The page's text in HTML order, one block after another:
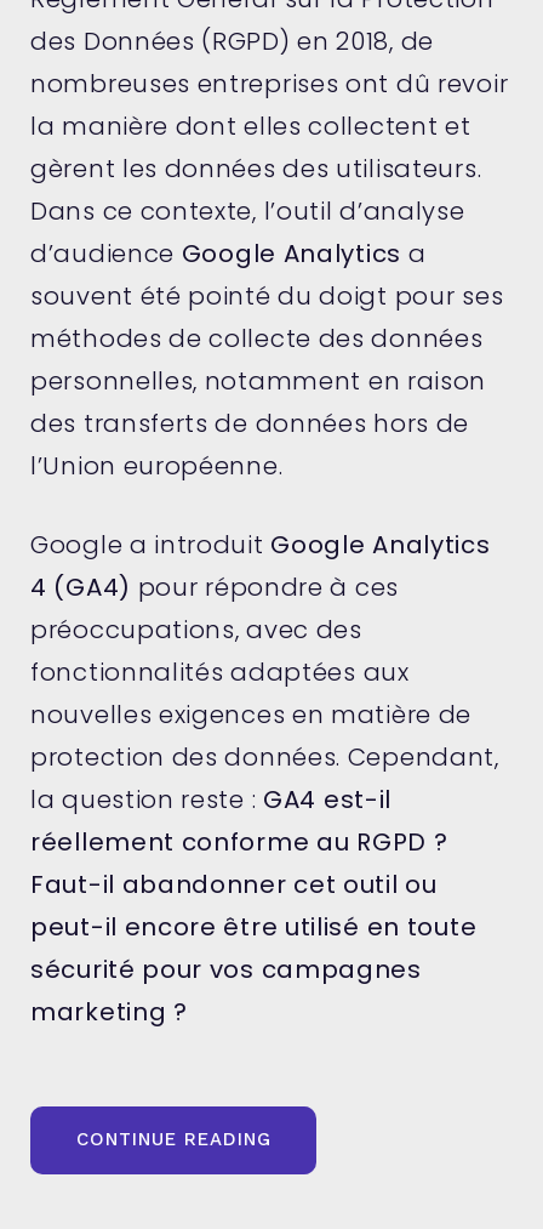
des Données (RGPD) en 2018, de
nombreuses entreprises ont dû revoir
la manière dont elles collectent et
gèrent les données des utilisateurs.
Dans ce contexte, l’outil d’analyse
d’audience Google Analytics a
souvent été pointé du doigt pour ses
méthodes de collecte des données
personnelles, notamment en raison
des transferts de données hors de
l’Union européenne.
Google a introduit Google Analytics
4 (GA4) pour répondre à ces
préoccupations, avec des
fonctionnalités adaptées aux
nouvelles exigences en matière de
protection des données. Cependant,
la question reste : GA4 est-il
réellement conforme au RGPD ?
Faut-il abandonner cet outil ou
peut-il encore être utilisé en toute
sécurité pour vos campagnes
marketing ?
CONTINUE READING
FAUT-